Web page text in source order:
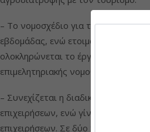
– Το νομοσχέδιο για τους
εβδομάδας, ενώ ετοιμάζεται το
ολοκληρώνεται το έργο της
επιμελητηριακής νομοθεσίας.
– Συνεχίζεται η διαδικασία
επιχειρήσεων, ενώ γίνεται
επιχειρήσεων. Σε δύο τομείς, στα